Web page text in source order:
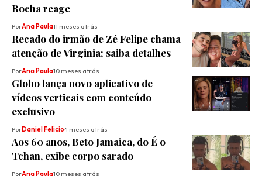
Rocha reage
PorAna Paula11 meses atrás
Recado do irmão de Zé Felipe chama
atenção de Virginia; saiba detalhes
PorAna Paula10 meses atrás
Globo lança novo aplicativo de
vídeos verticais com conteúdo
exclusivo
PorDaniel Felicio4 meses atrás
Aos 60 anos, Beto Jamaica, do É o
Tchan, exibe corpo sarado
PorAna Paula10 meses atrás